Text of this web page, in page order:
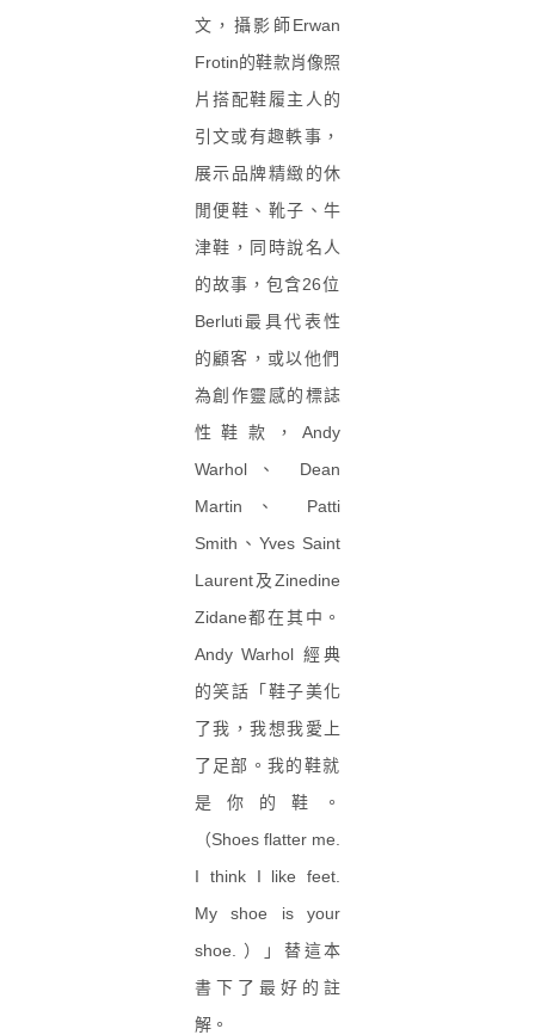
文，攝影師Erwan
Frotin的鞋款肖像照
片搭配鞋履主人的
引文或有趣軼事，
展示品牌精緻的休
閒便鞋、靴子、牛
津鞋，同時說名人
的故事，包含26位
Berluti最具代表性
的顧客， 或以他們
為創作靈感的標誌
性鞋款，Andy
Warhol、 Dean
Martin、 Patti
Smith、Yves Saint
Laurent及Zinedine
Zidane都在其中。
Andy Warhol 經典
的笑話「鞋子美化
了我，我想我愛上
了足部。我的鞋就
是你的鞋。
（Shoes flatter me.
I think I like feet.
My shoe is your
shoe. ）」替這本
書下了最好的註
解。